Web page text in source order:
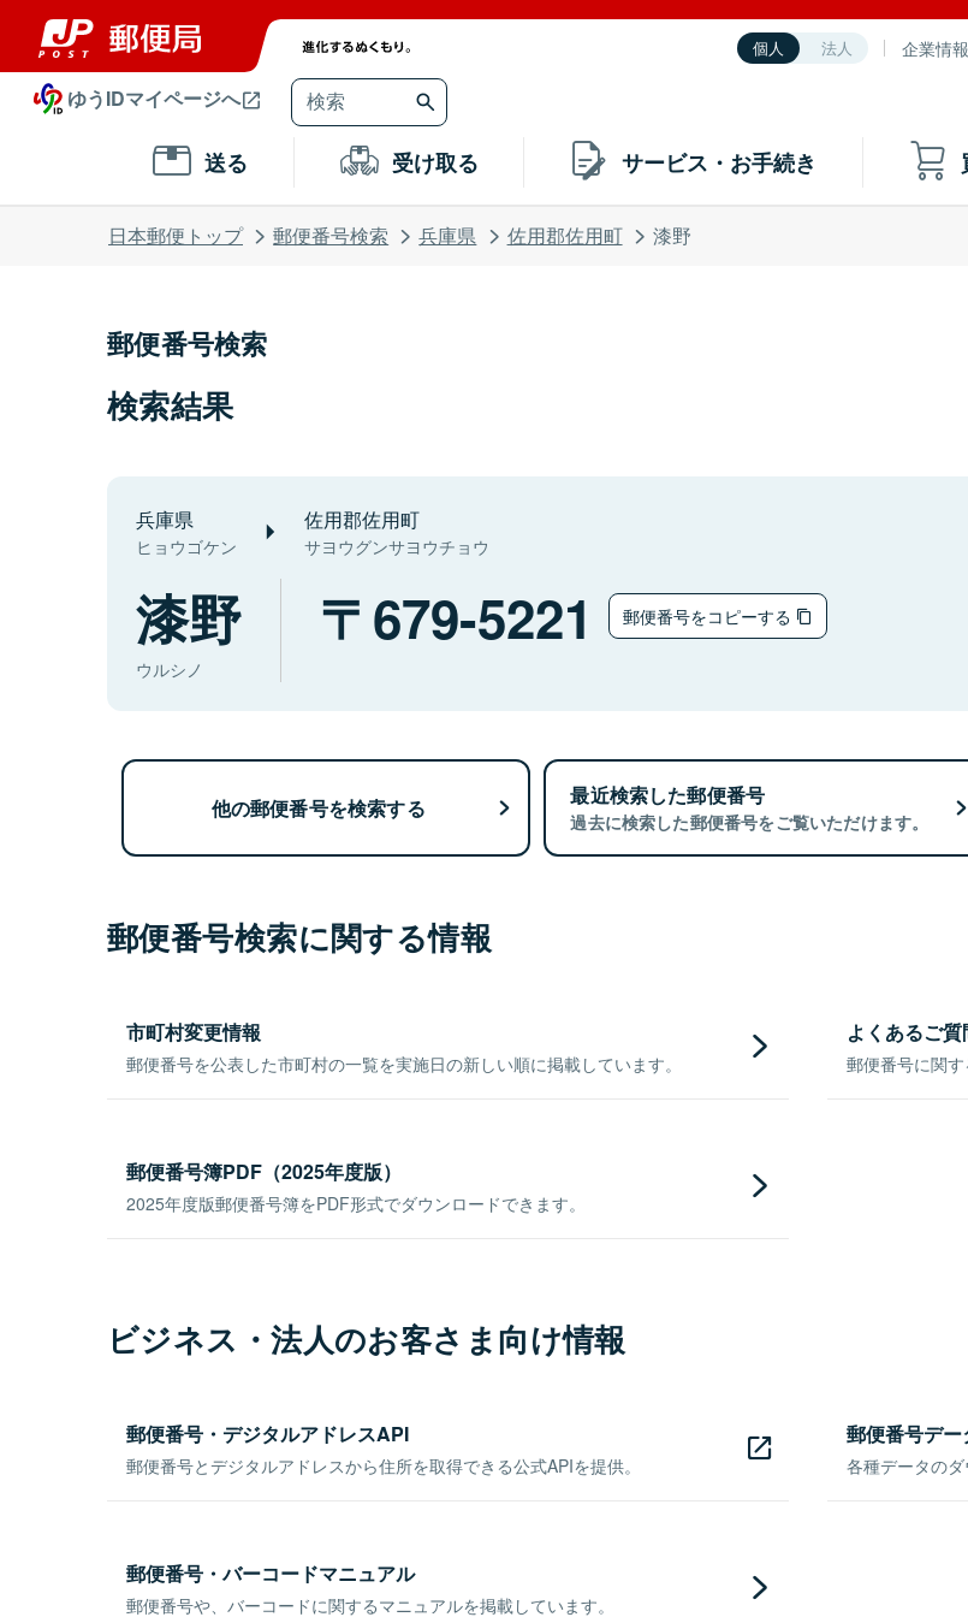
個人 法人 企業情報
ゆうIDマイページへ
送る 受け取る サービス・お手続き
日本郵便トップ 郵便番号検索 兵庫県 佐用郡佐用町 漆野
郵便番号検索
検索結果
兵庫県
ヒョウゴケン
佐用郡佐用町
サヨウグンサヨウチョウ
漆野
ウルシノ
679-5221 郵便番号をコピーする
他の郵便番号を検索する 最近検索した郵便番号
過去に検索した郵便番号をご覧いただけます。
郵便番号検索に関する情報
市町村変更情報
郵便番号を公表した市町村の一覧を実施日の新しい順に掲載しています。
よくあるご
郵便番号に関す
郵便番号簿PDF（2025年度版）
2025年度版郵便番号簿をPDF形式でダウンロードできます。
ビジネス・法人のお客さま向け情報
郵便番号・デジタルアドレスAPI
郵便番号とデジタルアドレスから住所を取得できる公式APIを提供。
郵便番号デ
各種データの
郵便番号・バーコードマニュアル
郵便番号や、バーコードに関するマニュアルを掲載しています。